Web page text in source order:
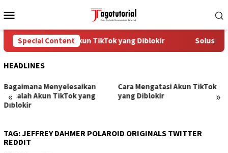
to
Menu
Special Content
Cara Mengatasi Akun TikTok yang Diblokir Solusi
HEADLINES
« »
Bagaimana Menyelesaikan
Masalah Akun TikTok yang
Diblokir
Cara Mengatasi Akun TikTok
yang Diblokir
TAG:JEFFREY DAHMER POLAROID ORIGINALS TWITTER
REDDIT